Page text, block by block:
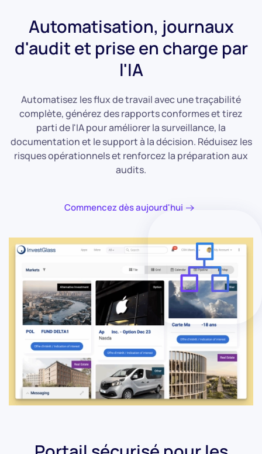
Automatisation, journaux
d'audit et prise en charge par
l'IA
Automatisez les flux de travail avec une traçabilité
complète, générez des rapports conformes et tirez
parti de l'IA pour améliorer la surveillance, la
documentation et le support à la décision. Réduisez les
risques opérationnels et renforcez la préparation aux
audits.
Commencez dès aujourd'hui